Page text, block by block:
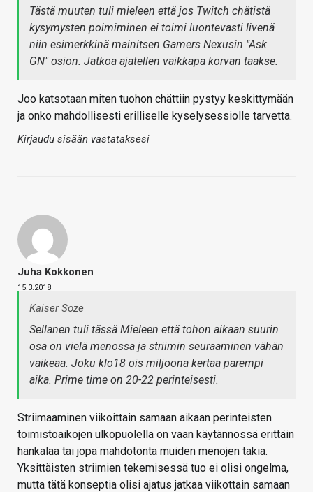
Tästä muuten tuli mieleen että jos Twitch chätistä
kysymysten poimiminen ei toimi luontevasti livenä
niin esimerkkinä mainitsen Gamers Nexusin "Ask
GN" osion. Jatkoa ajatellen vaikkapa korvan taakse.
Joo katsotaan miten tuohon chättiin pystyy keskittymään
ja onko mahdollisesti erilliselle kyselysessiolle tarvetta.
Kirjaudu sisään vastataksesi
Juha Kokkonen
15.3.2018
Kaiser Soze
Sellanen tuli tässä Mieleen että tohon aikaan suurin
osa on vielä menossa ja striimin seuraaminen vähän
vaikeaa. Joku klo18 ois miljoona kertaa parempi
aika. Prime time on 20-22 perinteisesti.
Striimaaminen viikoittain samaan aikaan perinteisten
toimistoaikojen ulkopuolella on vaan käytännössä erittäin
hankalaa tai jopa mahdotonta muiden menojen takia.
Yksittäisten striimien tekemisessä tuo ei olisi ongelma,
mutta tätä konseptia olisi ajatus jatkaa viikottain samaan